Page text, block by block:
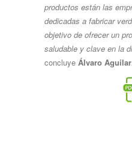
productos están las
dedicadas a fabricar
objetivo de ofrecer un
saludable y clave en la
concluye Álvaro Aguilar